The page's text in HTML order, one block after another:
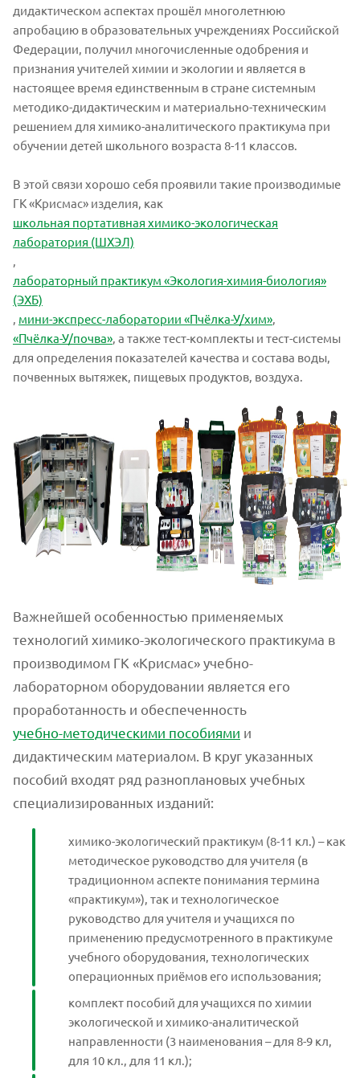
дидактическом аспектах прошёл многолетнюю
апробацию в образовательных учреждениях Российской
Федерации, получил многочисленные одобрения и
признания учителей химии и экологии и является в
настоящее время единственным в стране системным
методико-дидактическим и материально-техническим
решением для химико-аналитического практикума при
обучении детей школьного возраста 8-11 классов.
В этой связи хорошо себя проявили такие производимые
ГК «Крисмас» изделия, как
школьная портативная химико-экологическая
лаборатория (ШХЭЛ)
,
лабораторный практикум «Экология-химия-биология»
(ЭХБ)
, мини-экспресс-лаборатории «Пчёлка-У/хим»,
«Пчёлка-У/почва», а также тест-комплекты и тест-системы
для определения показателей качества и состава воды,
почвенных вытяжек, пищевых продуктов, воздуха.
Важнейшей особенностью применяемых
технологий химико-экологического практикума в
производимом ГК «Крисмас» учебно-
лабораторном оборудовании является его
проработанность и обеспеченность
учебно-методическими пособиями и
дидактическим материалом. В круг указанных
пособий входят ряд разноплановых учебных
специализированных изданий:
химико-экологический практикум (8-11 кл.) – как
методическое руководство для учителя (в
традиционном аспекте понимания термина
«практикум»), так и технологическое
руководство для учителя и учащихся по
применению предусмотренного в практикуме
учебного оборудования, технологических
операционных приёмов его использования;
комплект пособий для учащихся по химии
экологической и химико-аналитической
направленности (3 наименования – для 8-9 кл,
для 10 кл., для 11 кл.);